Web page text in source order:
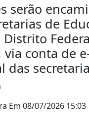
serão
de
conta de
das
Em 08/07/2026 15:03